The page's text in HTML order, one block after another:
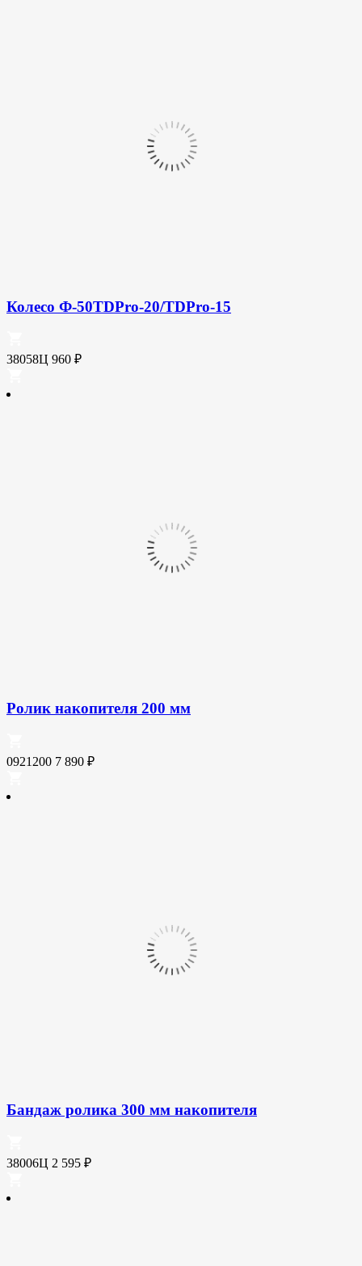
Колесо Ф-50TDPro-20/TDPro-15
38058Ц 960 ₽
Ролик накопителя 200 мм
0921200 7 890 ₽
Бандаж ролика 300 мм накопителя
38006Ц 2 595 ₽